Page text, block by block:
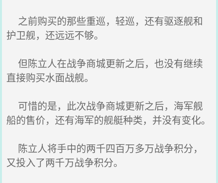
之前购买的那些重巡，轻巡，还有驱逐舰和
护卫舰，还远远不够。
但陈立人在战争商城更新之后，也没有继续
直接购买水面战舰。
可惜的是，此次战争商城更新之后，海军舰
船的售价，还有海军的舰艇种类，并没有变化。
陈立人将手中的两千四百万多万战争积分，
又投入了两千万战争积分。